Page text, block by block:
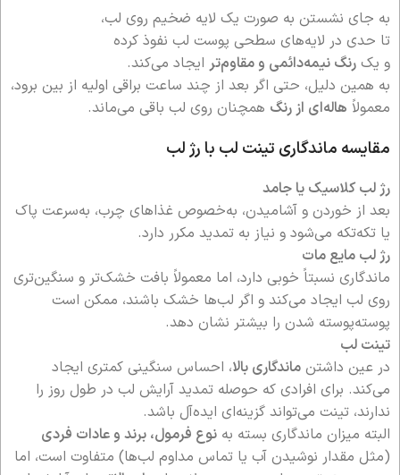
به جای نشستن به صورت یک لایه ضخیم روی لب،
تا حدی در لایه‌های سطحی پوست لب نفوذ کرده
و یک رنگ نیمه‌دائمی و مقاوم‌تر ایجاد می‌کند.
به همین دلیل، حتی اگر بعد از چند ساعت براقی اولیه از بین برود،
معمولاً هاله‌ای از رنگ همچنان روی لب باقی می‌ماند.
مقایسه ماندگاری تینت لب با رژ لب
رژ لب کلاسیک یا جامد
بعد از خوردن و آشامیدن، به‌خصوص غذاهای چرب، به‌سرعت پاک
یا تکه‌تکه می‌شود و نیاز به تمدید مکرر دارد.
رژ لب مایع مات
ماندگاری نسبتاً خوبی دارد، اما معمولاً بافت خشک‌تر و سنگین‌تری
روی لب ایجاد می‌کند و اگر لب‌ها خشک باشند، ممکن است
پوسته‌پوسته شدن را بیشتر نشان دهد.
تینت لب
در عین داشتن ماندگاری بالا، احساس سنگینی کمتری ایجاد
می‌کند. برای افرادی که حوصله تمدید آرایش لب در طول روز را
ندارند، تینت می‌تواند گزینه‌ای ایده‌آل باشد.
البته میزان ماندگاری بسته به نوع فرمول، برند و عادات فردی
(مثل مقدار نوشیدن آب یا تماس مداوم لب‌ها) متفاوت است، اما